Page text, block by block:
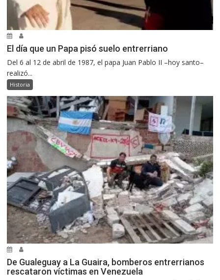
El día que un Papa pisó suelo entrerriano
Del 6 al 12 de abril de 1987, el papa Juan Pablo II –hoy santo–
realizó...
Historia
De Gualeguay a La Guaira, bomberos entrerrianos
rescataron víctimas en Venezuela